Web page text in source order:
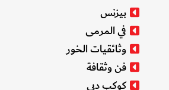
بيزنس
في المرمى
وثائقيات الخور
فن وثقافة
كوكب دبي